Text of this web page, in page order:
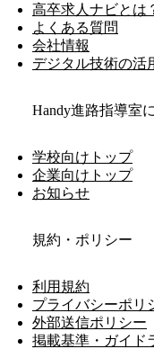
高卒求人ナビとは
よくある質問
会社情報
デジタル技術の活
Handy進路指導室
学校向けトップ
企業向けトップ
お知らせ
規約・ポリシー
利用規約
プライバシーポリ
外部送信ポリシー
掲載基準・ガイド